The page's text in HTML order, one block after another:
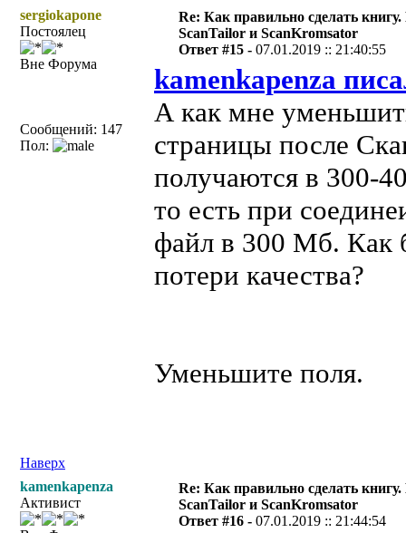
sergiokapone
Постоялец
Вне Форума
Сообщений: 147
Пол:
Re: Как правильно сделать
ScanTailor и ScanKromsator
Ответ #15 -07.01.2019 :: 21:40:55
kamenkapenza
А как мне
страницы после
получаются в 300-
то есть при
файл в 300 Мб. Как
потери качества?
Уменьшите поля.
Наверх
kamenkapenza
Активист
Re: Как правильно сделать
ScanTailor и ScanKromsator
Ответ #16 -07.01.2019 :: 21:44:54